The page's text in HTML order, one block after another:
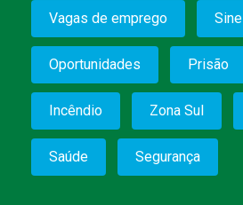
Vagas de emprego Sine
Oportunidades Prisão
Incêndio Zona Sul
Saúde Segurança